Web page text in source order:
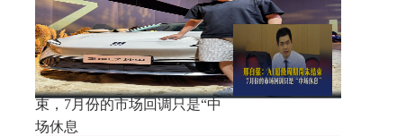
黄金大涨，错过机会，总比低
位割肉强！
邢自强：AI超级周期尚未结
束，7月份的市场回调只是“中
场休息